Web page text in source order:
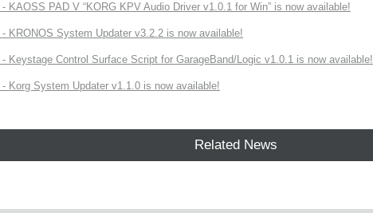
- KAOSS PAD V “KORG KPV Audio Driver v1.0.1 for Win” is now available!
- KRONOS System Updater v3.2.2 is now available!
- Keystage Control Surface Script for GarageBand/Logic v1.0.1 is now available!
- Korg System Updater v1.1.0 is now available!
Related News